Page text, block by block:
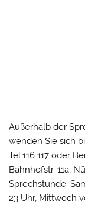
Außerhalb der
wenden Sie sich
Tel.116 117 oder
Bahnhofstr. 11a,
Sprechstunde:
23 Uhr, Mittwoch